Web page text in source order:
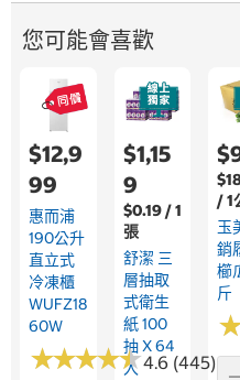
您可能會喜歡
$12,9
99
惠而浦
190公升
直立式
冷凍櫃
WUFZ18
60W
★★★★★
★★★★★4.6 (445)
$1,15
9
$0.19 / 1
張
舒潔 三
層抽取
式衛生
紙 100
抽 X 64
入
/ 1
玉
銷
櫛
斤